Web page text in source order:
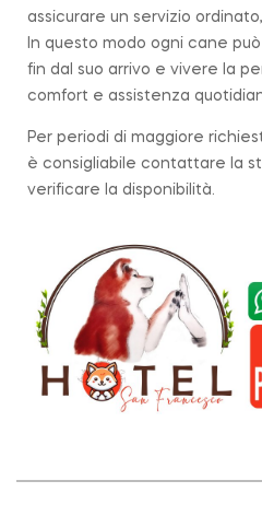
assicurare un servizio
In questo modo ogni cane
fin dal suo arrivo e vivere la
comfort e assistenza
Per periodi di maggiore
è consigliabile contattare la
verificare la disponibilità.